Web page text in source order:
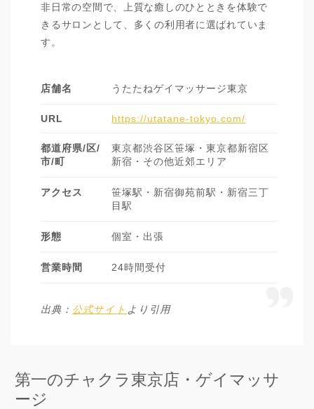
非日常の空間で、上質な癒しのひとときを体験で
きるサロンとして、多くの利用者に選ばれていま
す。
店舗名 うたたねゲイマッサージ東京
URL https://utatane-tokyo.com/
都道府県/区/
市/町
東京都渋谷区笹塚・東京都新宿区
新宿・その他近郊エリア
アクセス
笹塚駅・新宿御苑前駅・新宿三丁
目駅
形態 個室・出張
営業時間 24時間受付
出典： 公式サイト より引用
第一のチャクラ東京店・ゲイマッサ
ージ